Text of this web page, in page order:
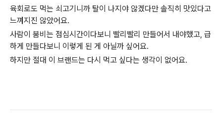
육회로도 먹는 쇠고기니까 탈이 나지야 않겠다만 솔직히 맛있다고
느껴지진 않았어요.
사람이 붐비는 점심시간이다보니 빨리빨리 만들어서 내야했고, 급
하게 만들다보니 이렇게 된 게 아닐까 싶어요.
하지만 절대 이 브랜드는 다시 먹고 싶다는 생각이 없어요.